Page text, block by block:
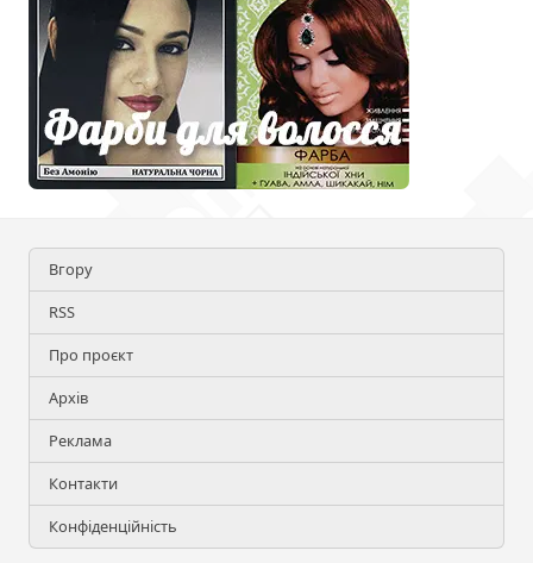
Вгору
RSS
Про проєкт
Архів
Реклама
Контакти
Конфіденційність